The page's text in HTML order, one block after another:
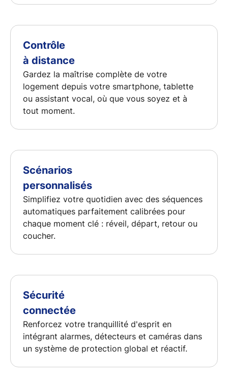
Contrôle
à distance
Gardez la maîtrise complète de votre
logement depuis votre smartphone, tablette
ou assistant vocal, où que vous soyez et à
tout moment.
Scénarios
personnalisés
Simplifiez votre quotidien avec des séquences
automatiques parfaitement calibrées pour
chaque moment clé : réveil, départ, retour ou
coucher.
Sécurité
connectée
Renforcez votre tranquillité d'esprit en
intégrant alarmes, détecteurs et caméras dans
un système de protection global et réactif.